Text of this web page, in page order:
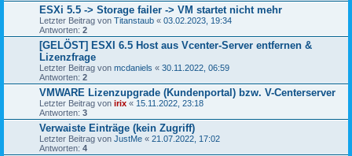
ESXi 5.5 -> Storage failer -> VM startet nicht mehr
Letzter Beitrag von Titanstaub « 03.02.2023, 19:34
Antworten: 2
[GELÖST] ESXI 6.5 Host aus Vcenter-Server entfernen &
Lizenzfrage
Letzter Beitrag von mcdaniels « 30.11.2022, 06:59
Antworten: 2
VMWARE Lizenzupgrade (Kundenportal) bzw. V-Centerserver
Letzter Beitrag von irix « 15.11.2022, 23:18
Antworten: 3
Verwaiste Einträge (kein Zugriff)
Letzter Beitrag von JustMe « 21.07.2022, 17:02
Antworten: 4